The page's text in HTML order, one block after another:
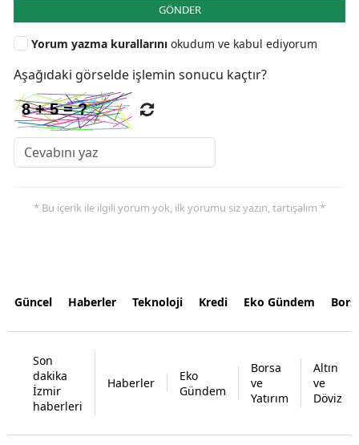
GÖNDER
Yorum yazma kurallarını okudum ve kabul ediyorum
Aşağıdaki görselde işlemin sonucu kaçtır?
* Bu içerik ile ilgili yorum yok, ilk yorumu siz yazın, tartışalım *
Güncel Haberler Teknoloji Kredi Eko Gündem
Son
dakika
İzmir
haberleri
Haberler
Eko
Gündem
Borsa
ve
Yatırım
Altın
ve
Döviz